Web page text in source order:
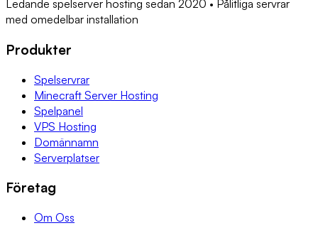
Ledande spelserver hosting sedan 2020 • Pålitliga servrar
med omedelbar installation
Produkter
Spelservrar
Minecraft Server Hosting
Spelpanel
VPS Hosting
Domännamn
Serverplatser
Företag
Om Oss